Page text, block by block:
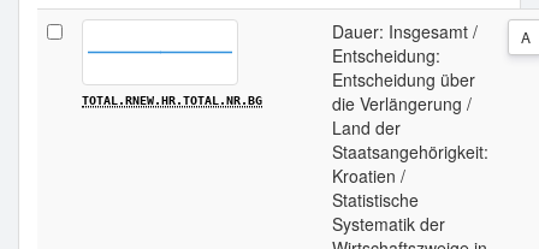
TOTAL.RNEW.HR.TOTAL.NR.BG
Dauer: Insgesamt /
Entscheidung:
Entscheidung über
die Verlängerung /
Land der
Staatsangehörigkeit:
Kroatien /
Statistische
Systematik der
A